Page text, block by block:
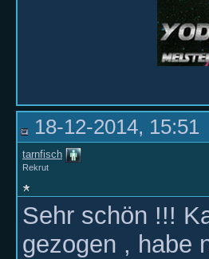
18-12-2014, 15:51
tarnfisch
Rekrut
Sehr schön !!!
gezogen , habe